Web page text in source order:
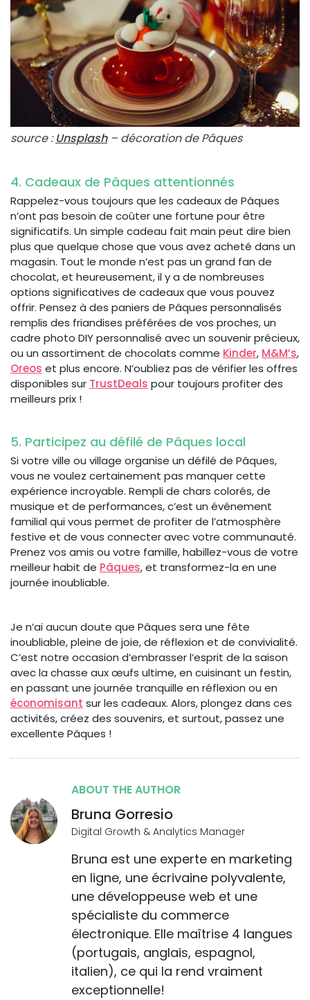
source :Unsplash– décoration de Pâques
4. Cadeaux de Pâques attentionnés
Rappelez-vous toujours que les cadeaux de Pâques
n’ont pas besoin de coûter une fortune pour être
significatifs. Un simple cadeau fait main peut dire bien
plus que quelque chose que vous avez acheté dans un
magasin. Tout le monde n’est pas un grand fan de
chocolat, et heureusement, il y a de nombreuses
options significatives de cadeaux que vous pouvez
offrir. Pensez à des paniers de Pâques personnalisés
remplis des friandises préférées de vos proches, un
cadre photo DIY personnalisé avec un souvenir précieux,
ou un assortiment de chocolats comme Kinder, M&M’s,
Oreos et plus encore. N’oubliez pas de vérifier les offres
disponibles sur TrustDeals pour toujours profiter des
meilleurs prix !
5. Participez au défilé de Pâques local
Si votre ville ou village organise un défilé de Pâques,
vous ne voulez certainement pas manquer cette
expérience incroyable. Rempli de chars colorés, de
musique et de performances, c’est un événement
familial qui vous permet de profiter de l’atmosphère
festive et de vous connecter avec votre communauté.
Prenez vos amis ou votre famille, habillez-vous de votre
meilleur habit de Pâques, et transformez-la en une
journée inoubliable.
Je n’ai aucun doute que Pâques sera une fête
inoubliable, pleine de joie, de réflexion et de convivialité.
C’est notre occasion d’embrasser l’esprit de la saison
avec la chasse aux œufs ultime, en cuisinant un festin,
en passant une journée tranquille en réflexion ou en
économisant sur les cadeaux. Alors, plongez dans ces
activités, créez des souvenirs, et surtout, passez une
excellente Pâques !
ABOUT THE AUTHOR
Bruna Gorresio
Digital Growth & Analytics Manager
Bruna est une experte en marketing
en ligne, une écrivaine polyvalente,
une développeuse web et une
spécialiste du commerce
électronique. Elle maîtrise 4 langues
(portugais, anglais, espagnol,
italien), ce qui la rend vraiment
exceptionnelle!